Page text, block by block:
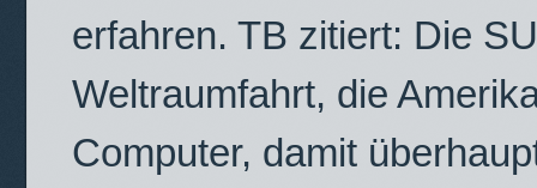
erfahren. TB zitiert: Die
Weltraumfahrt, die
Computer, damit